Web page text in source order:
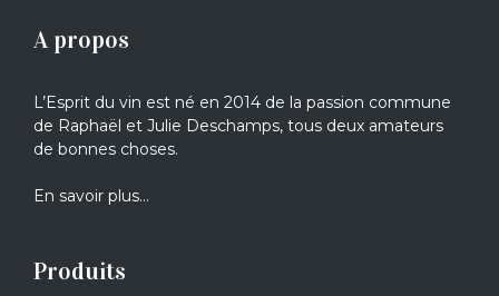
A propos
L’Esprit du vin est né en 2014 de la passion commune
de Raphaël et Julie Deschamps, tous deux amateurs
de bonnes choses.
En savoir plus…
Produits